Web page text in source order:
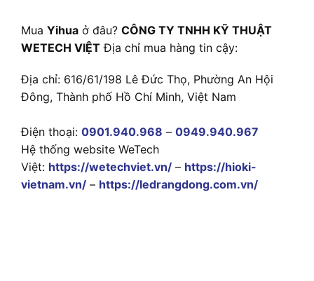
Mua Yihua ở đâu? CÔNG TY TNHH KỸ THUẬT
WETECH VIỆT Địa chỉ mua hàng tin cậy:
Địa chỉ: 616/61/198 Lê Đức Thọ, Phường An Hội
Đông, Thành phố Hồ Chí Minh, Việt Nam
Điện thoại: 0901.940.968 – 0949.940.967
Hệ thống website WeTech
Việt: https://wetechviet.vn/ – https://hioki-
vietnam.vn/ – https://ledrangdong.com.vn/